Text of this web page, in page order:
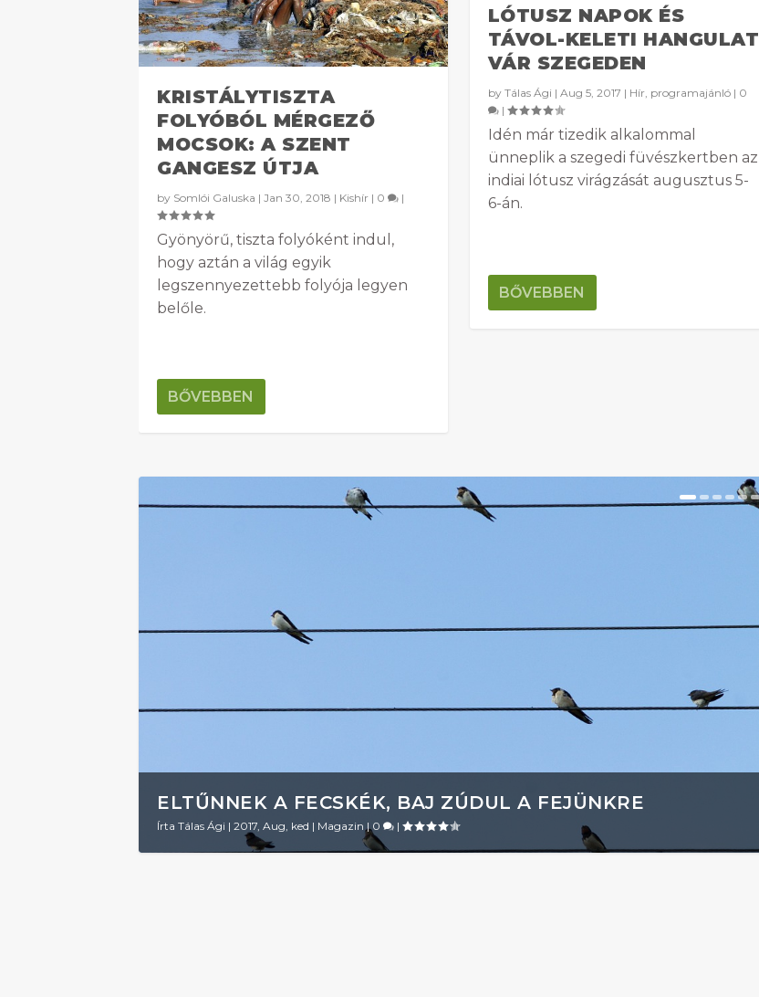
KRISTÁLYTISZTA
FOLYÓBÓL MÉRGEZŐ
MOCSOK: A SZENT
GANGESZ ÚTJA
by Somlói Galuska | Jan 30, 2018 | Kishír | 0 |
Gyönyörű, tiszta folyóként indul,
hogy aztán a világ egyik
legszennyezettebb folyója legyen
belőle.
BŐVEBBEN
LÓTUSZ NAPOK ÉS
TÁVOL-KELETI HANGULAT
VÁR SZEGEDEN
by Tálas Ági | Aug 5, 2017 | Hír, programajánló| 0
|
Idén már tizedik alkalommal
ünneplik a szegedi füvészkertben az
indiai lótusz virágzását augusztus 5-
6-án.
BŐVEBBEN
ELTŰNNEK A FECSKÉK, BAJ ZÚDUL A FEJÜNKRE
Írta Tálas Ági | 2017, Aug, ked | Magazin |0 |